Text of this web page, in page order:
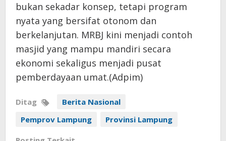
bukan sekadar konsep, tetapi program
nyata yang bersifat otonom dan
berkelanjutan. MRBJ kini menjadi contoh
masjid yang mampu mandiri secara
ekonomi sekaligus menjadi pusat
pemberdayaan umat.(Adpim)
Ditag
Berita Nasional
Pemprov Lampung
Provinsi Lampung